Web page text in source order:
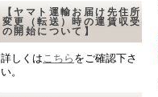
【ヤマト運輸お届け先住所
変更（転送）時の運賃収受
の開始について】
詳しくはこちら をご確認下さ
い。